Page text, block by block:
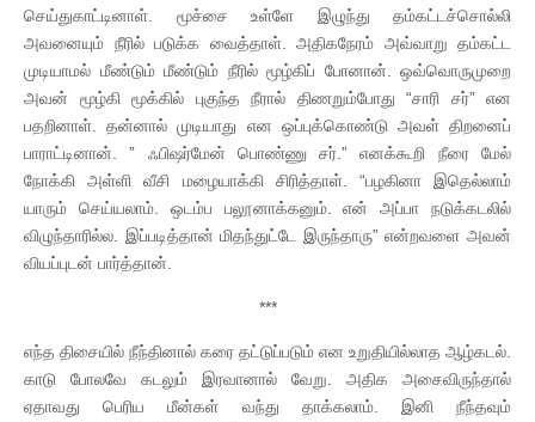
செய்துகாட்டினாள். மூச்சை உள்ளே இழுந்து தம்கட்டச்சொல்லி
அவனையும் நீரில் படுக்க வைத்தாள். அதிகநேரம் அவ்வாறு தம்கட்ட
முடியாமல் மீண்டும் மீண்டும் நீரில் மூழ்கிப் போனான். ஒவ்வொருமுறை
அவன் மூழ்கி மூக்கில் புகுந்த நீரால் திணறும்போது “சாரி சர்” என
பதறினாள். தன்னால் முடியாது என ஒப்புக்கொண்டு அவள் திறனைப்
பாராட்டினான். ” ஃபிஷர்மேன் பொண்ணு சர்.” எனக்கூறி நீரை மேல்
நோக்கி அள்ளி வீசி மழையாக்கி சிரித்தாள். “பழகினா இதெல்லாம்
யாரும் செய்யலாம். ஒடம்ப பலூனாக்கனும். என் அப்பா நடுக்கடலில்
விழுந்தாரில்ல. இப்படித்தான் மிதந்துட்டே இருந்தாரு” என்றவளை அவன்
வியப்புடன் பார்த்தான்.
***
எந்த திசையில் நீந்தினால் கரை தட்டுப்படும் என உறுதியில்லாத ஆழ்கடல்.
காடு போலவே கடலும் இரவானால் வேறு. அதிக அசைவிருந்தால்
ஏதாவது பெரிய மீன்கள் வந்து தாக்கலாம். இனி நீந்தவும்